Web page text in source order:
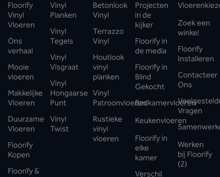
Floorify
Vinyl
Vloeren
Ons
verhaal
Mooie
vloeren
Makkelijke
Vloeren
Duurzame
Vloeren
Floorify
Kopen
Floorify &
Vinyl
Planken
Vinyl
Tegels
Vinyl
Visgraat
Vinyl
Hongaarse
Punt
Vinyl
Twist
Betonlook
Vinyl
Terrazzo
Vinyl
Houtlook
vinyl
planken
Vinyl
Patroonvloeren
Rustieke
vinyl
vloeren
Projecten
in de
kijker
Floorify in
de media
Floorify in
Blind
Gekocht
Badkamervloeren
Keukenvloeren
Floorify in
elke
kamer
Verschil
Zoek een
winkel
Floorify
Installeren
Contacteer
Ons
Vragen
Werken
bij Floorify
(2)